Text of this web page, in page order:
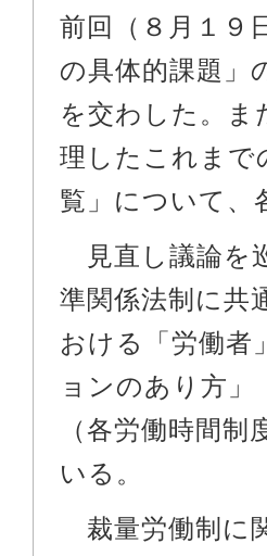
前回（８月１９
の具体的課題」
を交わした。ま
理したこれまで
覧」について、
見直し議論を
準関係法制に共
おける「労働者
ョンのあり方」
（各労働時間
いる。
裁量労働制に